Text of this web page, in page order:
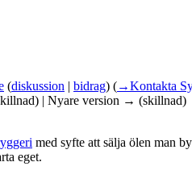
(diskussion | bidrag) (→Kontakta
| Nyare version → (skillnad)
med syfte att sälja ölen man
eget.